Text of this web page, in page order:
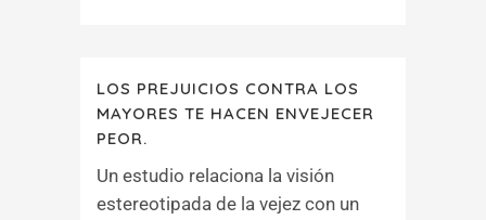
LOS PREJUICIOS CONTRA LOS
MAYORES TE HACEN ENVEJECER
PEOR.
Un estudio relaciona la visión
estereotipada de la vejez con un